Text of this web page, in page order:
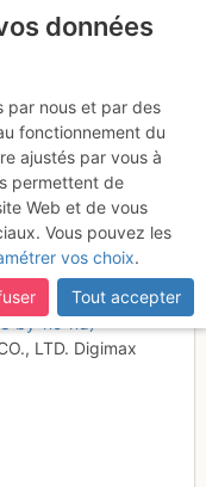
les
by-nc-nd)
LTD. Digimax
données
par nous et par des
fonctionnement du
ajustés par vous à
permettent de
Web et de vous
Vous pouvez les
vos choix.
Tout accepter